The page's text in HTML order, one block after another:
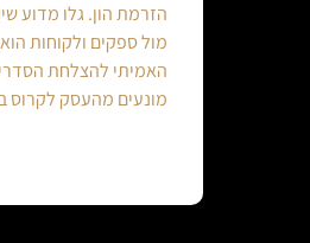
הזרמת הון. גלו מדוע
מול ספקים ולקוחות
האמיתי להצלחת הסדרי
מונעים מהעסק לקרוס